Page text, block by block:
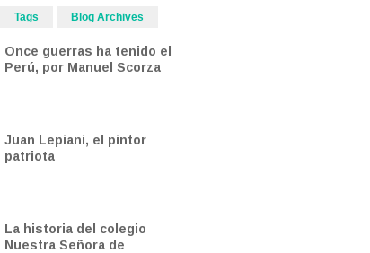
Tags Blog Archives
Once guerras ha tenido el
Perú, por Manuel Scorza
Juan Lepiani, el pintor
patriota
La historia del colegio
Nuestra Señora de